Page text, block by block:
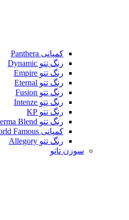
کمپانی Panthera
رنگ تتو Dynamic
رنگ تتو Empire
رنگ تتو Eternal
رنگ تتو Fusion
رنگ تتو Intenze
رنگ تتو KP
رنگ تتو Perma Blend
کمپانی World Famous
رنگ تتو Allegory
سوزن تاتو